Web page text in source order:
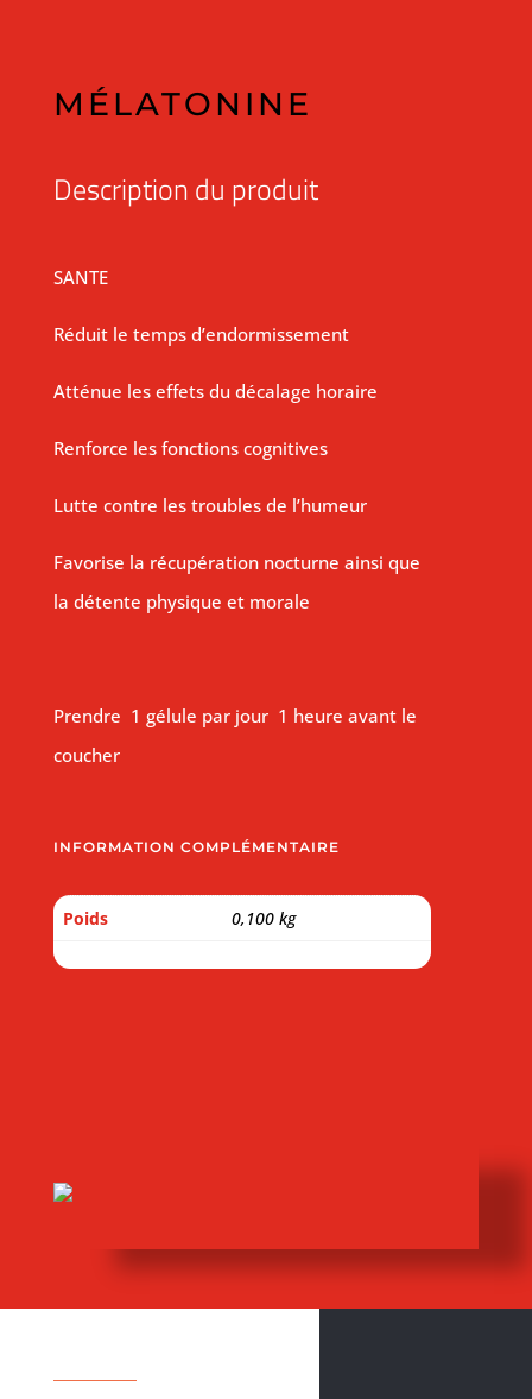
MÉLATONINE
Description du produit
SANTE
Réduit le temps d’endormissement
Atténue les effets du décalage horaire
Renforce les fonctions cognitives
Lutte contre les troubles de l’humeur
Favorise la récupération nocturne ainsi que
la détente physique et morale
Prendre 1 gélule par jour 1 heure avant le
coucher
INFORMATION COMPLÉMENTAIRE
Poids 0,100 kg